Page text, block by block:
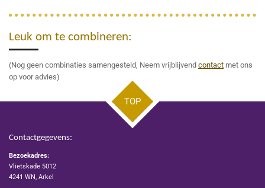
Leuk om te combineren:
(Nog geen combinaties samengesteld, Neem vrijblijvend contact met ons
op voor advies)
TOP
Contactgegevens:
Bezoekadres:
Vlietskade 5012
4241 WN, Arkel